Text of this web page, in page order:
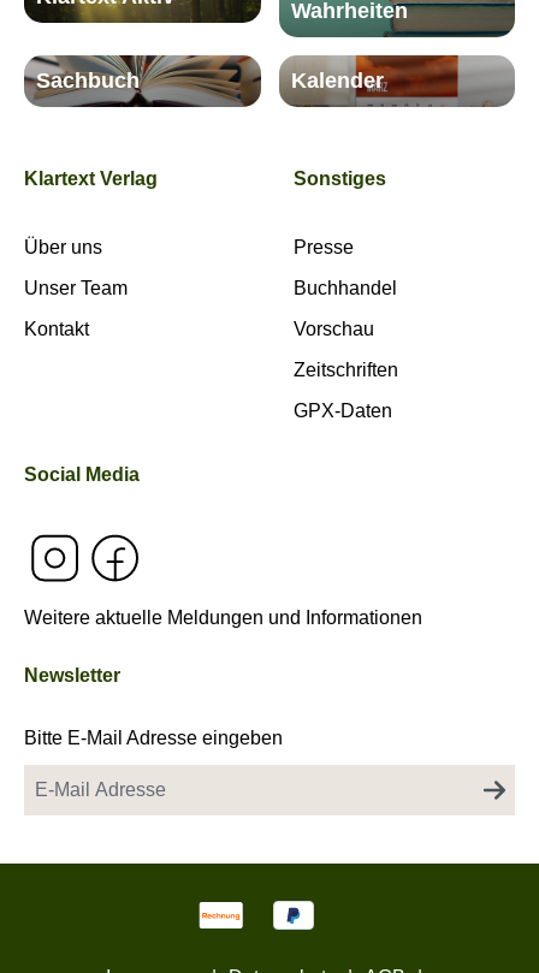
Wahrheiten
Sachbuch Kalender
Klartext Verlag
Über uns
Unser Team
Kontakt
Sonstiges
Presse
Buchhandel
Vorschau
Zeitschriften
GPX-Daten
Social Media
Weitere aktuelle Meldungen und Informationen
Newsletter
Bitte E-Mail Adresse eingeben